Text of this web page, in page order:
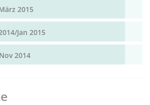
2015
Jan 2015
2014